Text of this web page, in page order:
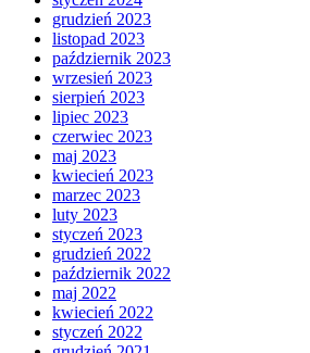
grudzień 2023
listopad 2023
październik 2023
wrzesień 2023
sierpień 2023
lipiec 2023
czerwiec 2023
maj 2023
kwiecień 2023
marzec 2023
luty 2023
styczeń 2023
grudzień 2022
październik 2022
maj 2022
kwiecień 2022
styczeń 2022